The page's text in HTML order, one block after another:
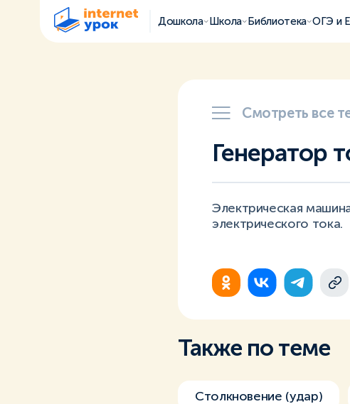
Дошкола Школа Библиотека ОГЭ и
Смотреть все
Генератор
Электрическая
электрического тока.
Также по теме
Столкновение (удар)